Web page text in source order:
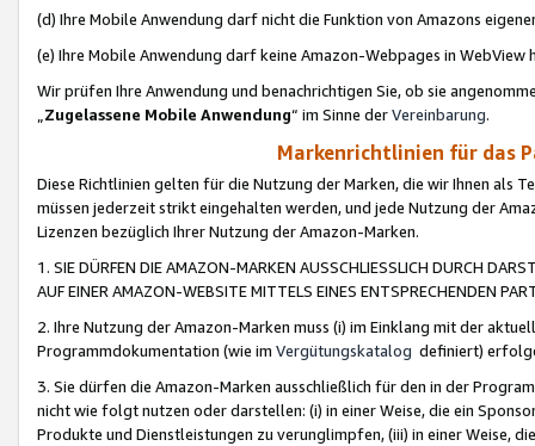
(d) Ihre Mobile Anwendung darf nicht die Funktion von Amazons
(e) Ihre Mobile Anwendung darf keine Amazon-Webpages in WebView
Wir prüfen Ihre Anwendung und benachrichtigen Sie, ob sie
„Zugelassene Mobile Anwendung“ im Sinne derVereinbarung.
Markenrichtlinien für das
Diese Richtlinien gelten für die Nutzung der Marken, die wir Ihnen als
müssen jederzeit strikt eingehalten werden, und jede Nutzung der
Lizenzen bezüglich Ihrer Nutzung der Amazon-Marken.
1. SIE DÜRFEN DIE AMAZON-MARKEN AUSSCHLIESSLICH DURCH
AUF EINER AMAZON-WEBSITE MITTELS EINES ENTSPRECHENDEN
2. Ihre Nutzung der Amazon-Marken muss (i) im Einklang mit der
Programmdokumentation (wie im Vergütungskatalog definiert)
3. Sie dürfen die Amazon-Marken ausschließlich für den in der
nicht wie folgt nutzen oder darstellen: (i) in einer Weise, die ein
Produkte und Dienstleistungen zu verunglimpfen, (iii) in einer Weise,